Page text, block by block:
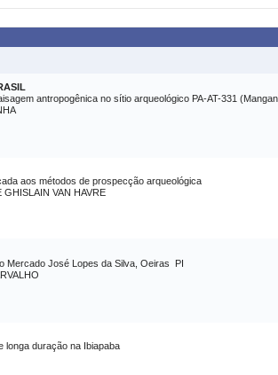
antropogênica no sítio arqueológico PA-AT-331
aos métodos de prospecção arqueológica
VAN HAVRE
José Lopes da Silva, Oeiras  PI
longa duração na Ibiapaba